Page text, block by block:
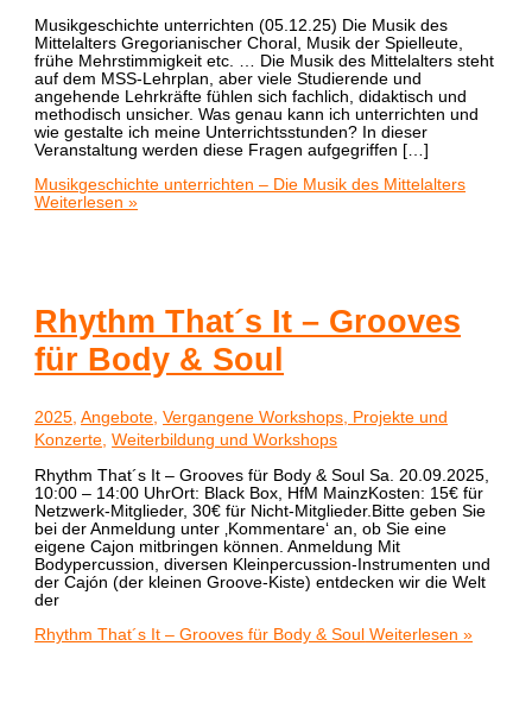
Musikgeschichte unterrichten (05.12.25) Die Musik des
Mittelalters Gregorianischer Choral, Musik der Spielleute,
frühe Mehrstimmigkeit etc. … Die Musik des Mittelalters steht
auf dem MSS-Lehrplan, aber viele Studierende und
angehende Lehrkräfte fühlen sich fachlich, didaktisch und
methodisch unsicher. Was genau kann ich unterrichten und
wie gestalte ich meine Unterrichtsstunden? In dieser
Veranstaltung werden diese Fragen aufgegriffen […]
Musikgeschichte unterrichten – Die Musik des Mittelalters
Weiterlesen »
Rhythm That´s It – Grooves
für Body & Soul
2025 ,Angebote ,Vergangene Workshops, Projekte und
Konzerte ,Weiterbildung und Workshops
Rhythm That´s It – Grooves für Body & Soul Sa. 20.09.2025,
10:00 – 14:00 UhrOrt: Black Box, HfM MainzKosten: 15€ für
Netzwerk-Mitglieder, 30€ für Nicht-Mitglieder.Bitte geben Sie
bei der Anmeldung unter ‚Kommentare‘ an, ob Sie eine
eigene Cajon mitbringen können. Anmeldung Mit
Bodypercussion, diversen Kleinpercussion-Instrumenten und
der Cajón (der kleinen Groove-Kiste) entdecken wir die Welt
der
Rhythm That´s It – Grooves für Body & Soul Weiterlesen »